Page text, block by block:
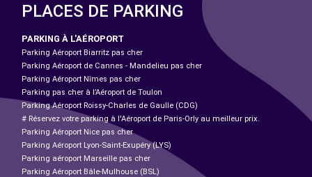
PLACES DE PARKING
PARKING À L'AÉROPORT
Parking Aéroport Biarritz pas cher
Parking Aéroport de Cannes - Mandelieu pas cher
Parking Aéroport Nîmes pas cher
Parking pas cher à l’Aéroport de Toulon
Parking Aéroport Roissy-Charles de Gaulle (CDG)
# Réservez votre parking à l'Aéroport de Paris-Orly au meilleur prix.
Parking Aéroport Nice pas cher
Parking Aéroport Lyon-Saint-Exupéry (LYS)
Parking aéroport Marseille pas cher
Parking Aéroport Bâle-Mulhouse (BSL)